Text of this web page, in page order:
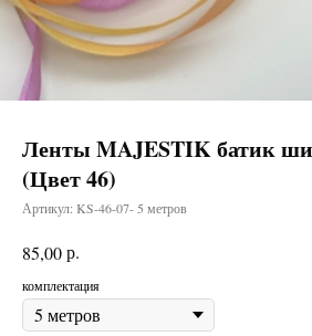
Ленты MAJESTIK батик
(Цвет 46)
Артикул: KS-46-07- 5 метров
85,00р.
комплектация